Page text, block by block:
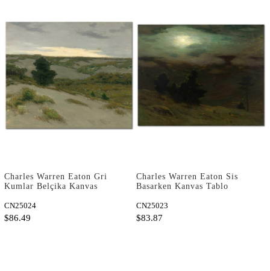
Charles Warren Eaton Gri
Kumlar Belçika Kanvas
CN25024
$86.49
Charles Warren Eaton Sis
Basarken Kanvas Tablo
CN25023
$83.87